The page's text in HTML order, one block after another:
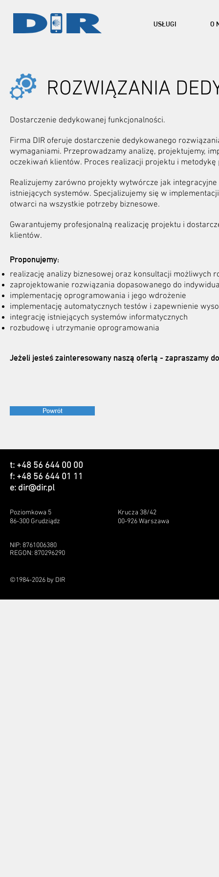
USŁUGI O
ROZWIĄZANIA
Dostarczenie dedykowanej funkcjonalności.
Firma DIR oferuje dostarczenie dedykowanego
wymaganiami. Przeprowadzamy analizę, projektujemy,
oczekiwań klientów. Proces realizacji projektu i
Realizujemy zarówno projekty wytwórcze jak
istniejących systemów. Specjalizujemy się w
otwarci na wszystkie potrzeby biznesowe.
Gwarantujemy profesjonalną realizację projektu i
klientów.
Proponujemy:
realizację analizy biznesowej oraz konsultacji możliwych
zaprojektowanie rozwiązania dopasowanego do
implementację oprogramowania i jego wdrożenie
implementację automatycznych testów i zapewnienie
integrację istniejących systemów informatycznych
rozbudowę i utrzymanie oprogramowania
Jeżeli jesteś zainteresowany naszą ofertą - zapraszamy
Powrót
t: +48 56 644 00 00
f: +48 56 644 01 11
e: dir@dir.pl
Poziomkowa 5
86-300 Grudziądz
NIP: 8761006380
REGON: 870296290
©1984-2026 by DIR
Krucza 38/42
00-926 Warszawa